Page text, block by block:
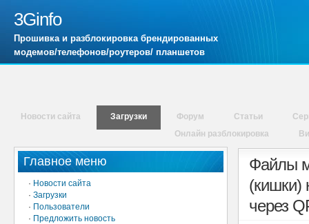
3Ginfo
Прошивка и разблокировка брендированных
модемов/телефонов/роутеров/ планшетов
Новости сайта Загрузки Форум Статьи
Онлайн разблокировка
Главное меню
· Новости сайта
· Загрузки
· Пользователи
· Предложить новость
Файлы
(кишки)
через